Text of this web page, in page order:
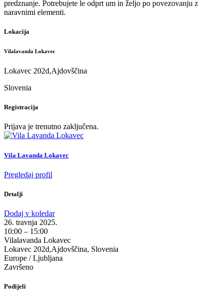
predznanje. Potrebujete le odprt um in željo po povezovanju z
naravnimi elementi.
Lokacija
Vilalavanda Lokavec
Lokavec 202d,Ajdovščina
Slovenia
Registracija
Prijava je trenutno zaključena.
Vila Lavanda Lokavec
Pregledaj profil
Detalji
Dodaj v koledar
26. travnja 2025.
10:00 – 15:00
Vilalavanda Lokavec
Lokavec 202d,Ajdovščina, Slovenia
Europe / Ljubljana
Završeno
Podijeli